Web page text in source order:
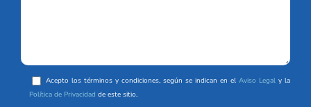
Acepto los términos y condiciones, según se indican en el Aviso Legal y la
Política de Privacidad de este sitio.